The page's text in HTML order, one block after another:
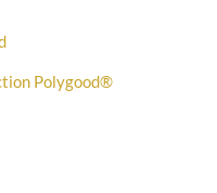
Polygood®